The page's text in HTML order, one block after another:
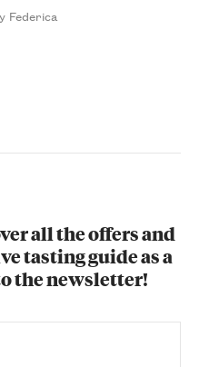
Federica
all the offers and
tasting guide as a
the newsletter!